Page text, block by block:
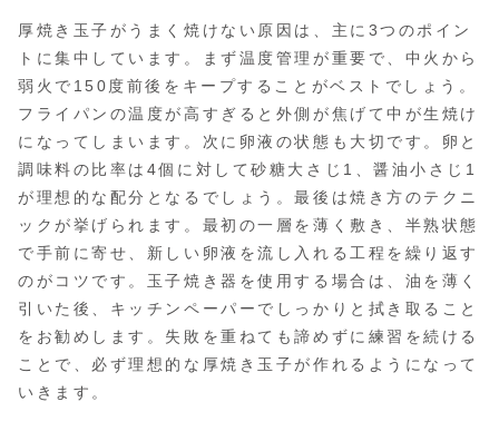
厚焼き玉子がうまく焼けない原因は、主に3つのポイン
トに集中しています。まず温度管理が重要で、中火から
弱火で150度前後をキープすることがベストでしょう。
フライパンの温度が高すぎると外側が焦げて中が生焼け
になってしまいます。次に卵液の状態も大切です。卵と
調味料の比率は4個に対して砂糖大さじ1、醤油小さじ1
が理想的な配分となるでしょう。最後は焼き方のテクニ
ックが挙げられます。最初の一層を薄く敷き、半熟状態
で手前に寄せ、新しい卵液を流し入れる工程を繰り返す
のがコツです。玉子焼き器を使用する場合は、油を薄く
引いた後、キッチンペーパーでしっかりと拭き取ること
をお勧めします。失敗を重ねても諦めずに練習を続ける
ことで、必ず理想的な厚焼き玉子が作れるようになって
いきます。